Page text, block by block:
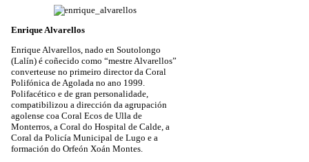
Enrique Alvarellos
Enrique Alvarellos, nado en Soutolongo
(Lalín) é coñecido como “mestre Alvarellos”
converteuse no primeiro director da Coral
Polifónica de Agolada no ano 1999.
Polifacético e de gran personalidade,
compatibilizou a dirección da agrupación
agolense coa Coral Ecos de Ulla de
Monterros, a Coral do Hospital de Calde, a
Coral da Policía Municipal de Lugo e a
formación do Orfeón Xoán Montes.